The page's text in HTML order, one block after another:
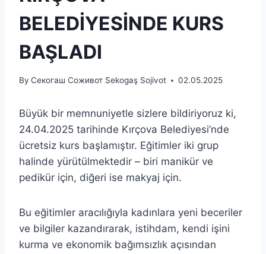
BELEDİYESİNDE KURS
BAŞLADI
By Секогаш Соживот Sekogaş Sojivot 02.05.2025
Büyük bir memnuniyetle sizlere bildiriyoruz ki,
24.04.2025 tarihinde Kırçova Belediyesi’nde
ücretsiz kurs başlamıştır. Eğitimler iki grup
halinde yürütülmektedir – biri manikür ve
pedikür için, diğeri ise makyaj için.
Bu eğitimler aracılığıyla kadınlara yeni beceriler
ve bilgiler kazandırarak, istihdam, kendi işini
kurma ve ekonomik bağımsızlık açısından